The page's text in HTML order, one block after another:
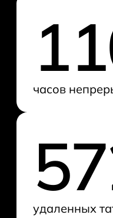
часов
удаленных
постакне
Лазерное
Полезно
Удаление
Старый татуаж
Перманентный
Неодимовый